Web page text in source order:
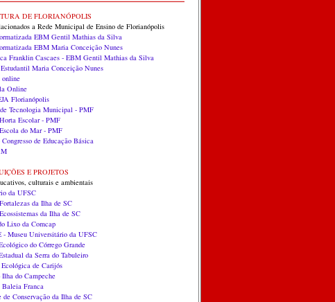
DE FLORIANÓPOLIS
a Rede Municipal de Ensino de Florianópolis
EBM Gentil Mathias da Silva
EBM Maria Conceição Nunes
Franklin Cascaes - EBM Gentil Mathias da Silva
Maria Conceição Nunes
Online
Florianópolis
Tecnologia Municipal - PMF
Escolar - PMF
do Mar - PMF
de Educação Básica
E PROJETOS
culturais e ambientais
da UFSC
da Ilha de SC
da Ilha de SC
Lixo da Comcap
- Museu Universitário da UFSC
do Córrego Grande
da Serra do Tabuleiro
Ecológica de Carijós
do Campeche
Franca
de Conservação da Ilha de SC